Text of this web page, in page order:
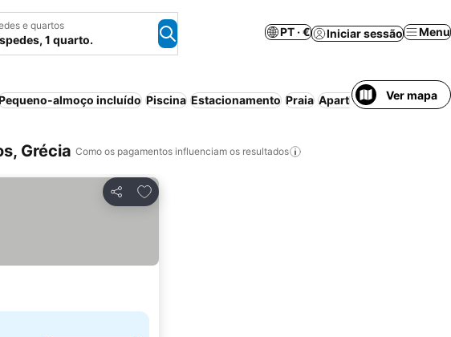
e quartos
1 quarto.
PT · € Iniciar sessão Menu
almoço incluído Piscina Estacionamento Praia Aparthotel Ver mapa
Grécia Como os pagamentos influenciam os resultados
Partilhar
Adicionar aos favoritos